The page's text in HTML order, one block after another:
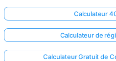
Calculateur
Calculateur de
Calculateur Gratuit de